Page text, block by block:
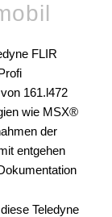
FLIR
161.l472
wie MSX®
der
entgehen
Teledyne